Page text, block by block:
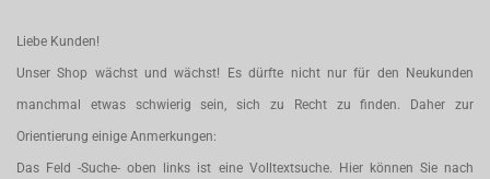
Liebe Kunden!
Unser Shop wächst und wächst! Es dürfte nicht nur für den Neukunden
manchmal etwas schwierig sein, sich zu Recht zu finden. Daher zur
Orientierung einige Anmerkungen:
Das Feld -Suche- oben links ist eine Volltextsuche. Hier können Sie nach